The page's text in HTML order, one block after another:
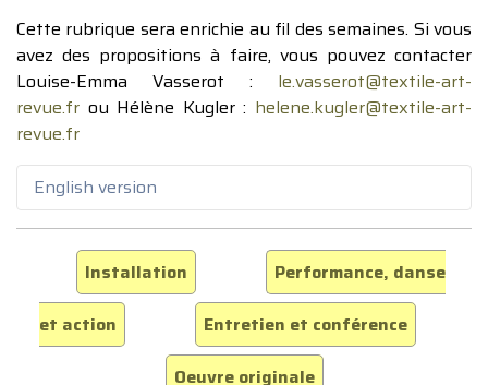
Cette rubrique sera enrichie au fil des semaines. Si vous
avez des propositions à faire, vous pouvez contacter
Louise-Emma Vasserot : le.vasserot@textile-art-
revue.fr ou Hélène Kugler : helene.kugler@textile-art-
revue.fr
English version
Installation
Performance, danse
et action
Entretien et conférence
Oeuvre originale